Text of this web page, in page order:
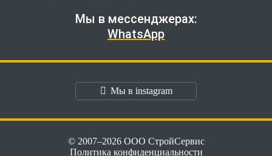
Мы в мессенджерах:
WhatsApp
Мы в instagram
© 2007–2026 ООО СтройСервис
Политика конфиденциальности